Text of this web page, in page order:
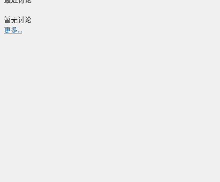
暂无讨论
更多...